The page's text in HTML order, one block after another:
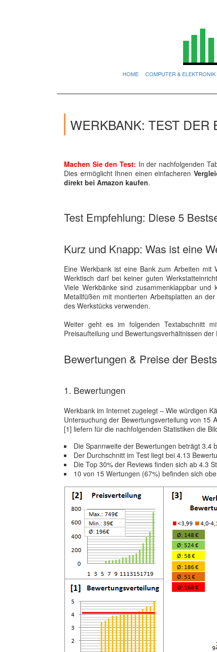
HOME COMPUTER & ELEKTRONIK
WERKBANK: TEST DER
Machen Sie den Test: In der nachfolgenden
Dies ermöglicht Ihnen einen einfacheren
direkt bei Amazon kaufen.
Test Empfehlung: Diese 5
Kurz und Knapp: Was ist eine
Eine Werkbank ist eine Bank zum Arbeiten
Werktisch darf bei keiner guten
Viele Werkbänke sind zusammenklappbar
Metallfüßen mit montierten Arbeitsplatten an
des Werkstücks verwenden.
Weiter geht es im folgenden Textabschnitt
Preisaufteilung und Bewertungsverhältnissen der
Bewertungen & Preise der
1. Bewertungen
Werkbank im Internet zugelegt – Wie würdigen
Untersuchung der Bewertungsverteilung von 15
[1] liefern für die nachfolgenden Statistiken die
Die Spannweite der Bewertungen beträgt 3.4
Der Durchschnitt im Test liegt bei 4.13
Die Top 30% der Reviews finden sich ab 4.3
10 von 15 Wertungen (67%) befinden sich